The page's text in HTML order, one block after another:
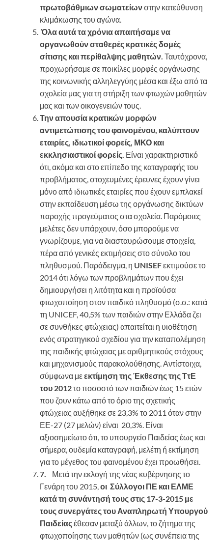
πρωτοβάθμιων σωματείωνστην κατεύθυνση
κλιμάκωσης του αγώνα.
Όλα αυτά τα χρόνια απαιτήσαμε να
οργανωθούν σταθερές κρατικές δομές
σίτισης και περίθαλψης μαθητών. Ταυτόχρονα,
προχωρήσαμε σε ποικίλες μορφές οργάνωσης
της κοινωνικής αλληλεγγύης μέσα και έξω από τα
σχολεία μας για τη στήριξη των φτωχών μαθητών
μας και των οικογενειών τους.
Την απουσία κρατικών μορφών
αντιμετώπισης του φαινομένου, καλύπτουν
εταιρίες, ιδιωτικοί φορείς, ΜΚΟ και
εκκλησιαστικοί φορείς. Είναι χαρακτηριστικό
ότι, ακόμα και στο επίπεδο της καταγραφής του
προβλήματος, στοχευμένες έρευνες έχουν γίνει
μόνο από ιδιωτικές εταιρίες που έχουν εμπλακεί
στην εκπαίδευση μέσω της οργάνωσης δικτύων
παροχής προγεύματος στα σχολεία. Παρόμοιες
μελέτες δεν υπάρχουν, όσο μπορούμε να
γνωρίζουμε, για να διασταυρώσουμε στοιχεία,
πέρα από γενικές εκτιμήσεις στο σύνολο του
πληθυσμού. Παράδειγμα, η UNISEFεκτιμούσε το
2014 ότι λόγω των προβλημάτων που έχει
δημιουργήσει η λιτότητα και η προϊούσα
φτωχοποίηση στον παιδικό πληθυσμό (σ.σ.: κατά
τη UNICEF, 40,5% των παιδιών στην Ελλάδα ζει
σε συνθήκες φτώχειας) απαιτείται η υιοθέτηση
ενός στρατηγικού σχεδίου για την καταπολέμηση
της παιδικής φτώχειας με αριθμητικούς στόχους
και μηχανισμούς παρακολούθησης. Αντίστοιχα,
σύμφωνα μεεκτίμηση της Έκθεσης της ΤτΕ
του 2012το ποσοστό των παιδιών έως 15 ετών
που ζουν κάτω από το όριο της σχετικής
φτώχειας αυξήθηκε σε 23,3% το 2011 όταν στην
ΕΕ-27 (27 μελών) είναι 20,3%. Είναι
αξιοσημείωτο ότι, το υπουργείο Παιδείας έως και
σήμερα, ουδεμία καταγραφή, μελέτη ή εκτίμηση
για το μέγεθος του φαινομένου έχει προωθήσει.
7. Μετά την εκλογή της νέας κυβέρνησης το
Γενάρη του 2015, οι Σύλλογοι ΠΕ και ΕΛΜΕ
κατά τη συνάντησή τους στις 17-3-2015 με
τους συνεργάτες του Αναπληρωτή Υπουργού
Παιδείαςέθεσαν μεταξύ άλλων, το ζήτημα της
φτωχοποίησης των μαθητών (ως συνέπεια της